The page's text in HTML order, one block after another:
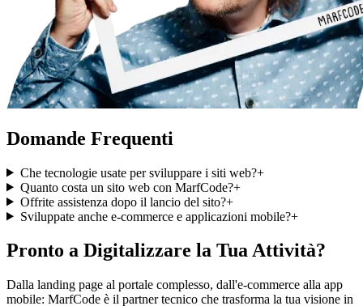
Domande Frequenti
Che tecnologie usate per sviluppare i siti web?+
Quanto costa un sito web con MarfCode?+
Offrite assistenza dopo il lancio del sito?+
Sviluppate anche e-commerce e applicazioni mobile?+
Pronto a Digitalizzare la Tua Attività?
Dalla landing page al portale complesso, dall'e-commerce alla app
mobile: MarfCode è il partner tecnico che trasforma la tua visione in